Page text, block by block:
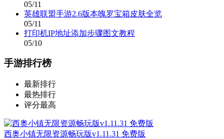
05/11
英雄联盟手游2.6版本魄罗宝箱皮肤全览
05/11
打印机IP地址添加步骤图文教程
05/10
手游排行榜
最新排行
最热排行
评分最高
西奥小镇无限资源畅玩版v1.11.31 免费版